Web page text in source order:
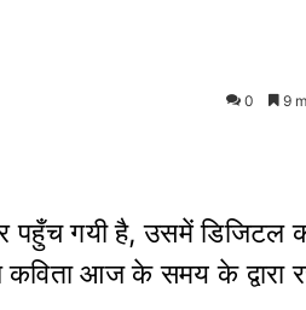
0 9
गयी है, उसमें डिजिटल
आज के समय के द्वारा